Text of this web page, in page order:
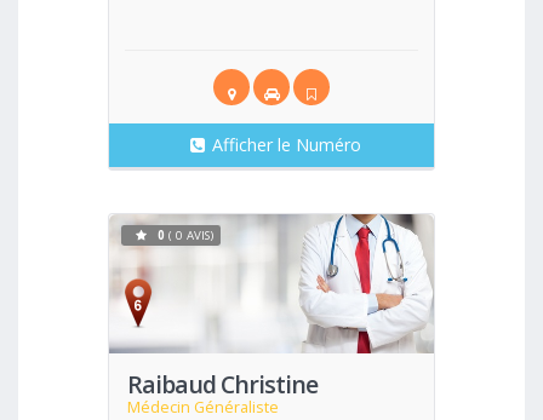
Afficher le Numéro
Raibaud Christine
Médecin Généraliste
Voir
0 ( 0 AVIS)